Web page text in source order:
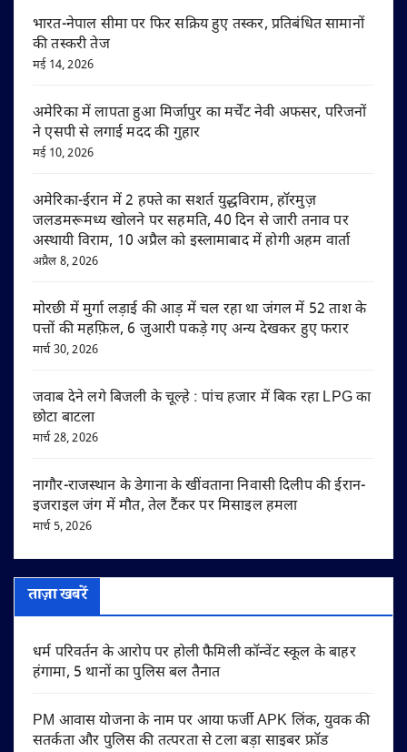
भारत-नेपाल सीमा पर फिर सक्रिय हुए तस्कर, प्रतिबंधित सामानों
की तस्करी तेज
मई 14, 2026
अमेरिका में लापता हुआ मिर्जापुर का मर्चेंट नेवी अफसर, परिजनों
ने एसपी से लगाई मदद की गुहार
मई 10, 2026
अमेरिका-ईरान में 2 हफ्ते का सशर्त युद्धविराम, हॉरमुज़
जलडमरूमध्य खोलने पर सहमति, 40 दिन से जारी तनाव पर
अस्थायी विराम, 10 अप्रैल को इस्लामाबाद में होगी अहम वार्ता
अप्रैल 8, 2026
मोरछी में मुर्गा लड़ाई की आड़ में चल रहा था जंगल में 52 ताश के
पत्तों की महफ़िल, 6 जुआरी पकड़े गए अन्य देखकर हुए फरार
मार्च 30, 2026
जवाब देने लगे बिजली के चूल्हे : पांच हजार में बिक रहा LPG का
छोटा बाटला
मार्च 28, 2026
नागौर-राजस्थान के डेगाना के खींवताना निवासी दिलीप की ईरान-
इजराइल जंग में मौत, तेल टैंकर पर मिसाइल हमला
मार्च 5, 2026
ताज़ा खबरें
धर्म परिवर्तन के आरोप पर होली फैमिली कॉन्वेंट स्कूल के बाहर
हंगामा, 5 थानों का पुलिस बल तैनात
PM आवास योजना के नाम पर आया फर्जी APK लिंक, युवक की
सतर्कता और पुलिस की तत्परता से टला बड़ा साइबर फ्रॉड